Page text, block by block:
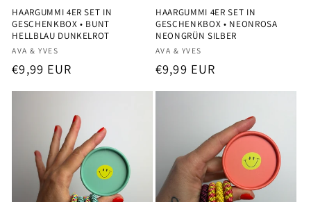
HAARGUMMI 4ER SET IN
GESCHENKBOX • BUNT
HELLBLAU DUNKELROT
Anbieter:
AVA & YVES
Normaler
Preis
€9,99 EUR
HAARGUMMI 4ER SET IN
GESCHENKBOX • NEONROSA
NEONGRÜN SILBER
Anbieter:
AVA & YVES
Normaler
Preis
€9,99 EUR